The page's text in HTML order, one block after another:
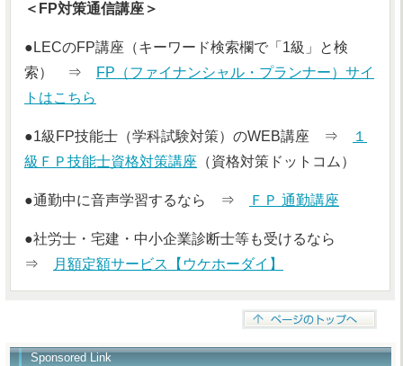
＜FP対策通信講座＞
●LECのFP講座（キーワード検索欄で「1級」と検
索） ⇒
FP（ファイナンシャル・プランナー）サイ
トはこちら
●1級FP技能士（学科試験対策）のWEB講座 ⇒
１
級ＦＰ技能士資格対策講座 （資格対策ドットコム）
●通勤中に音声学習するなら ⇒ ＦＰ 通勤講座
●社労士・宅建・中小企業診断士等も受けるなら
⇒
月額定額サービス【ウケホーダイ】
Sponsored Link